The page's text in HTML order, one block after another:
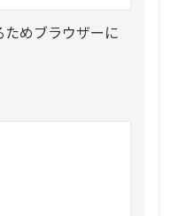
めブラウザーに